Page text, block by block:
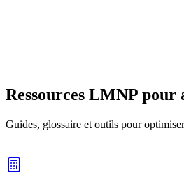
Ressources LMNP
Guides, glossaire et outils pour